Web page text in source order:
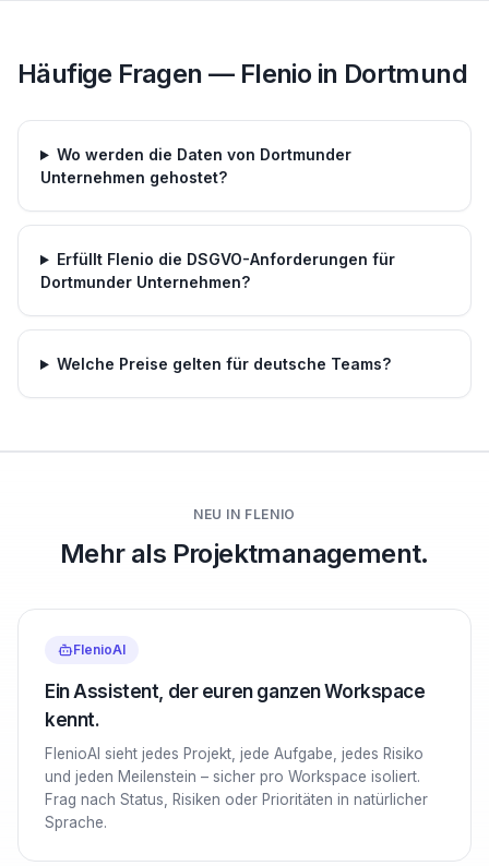
Häufige Fragen — Flenio in Dortmund
Wo werden die Daten von Dortmunder
Unternehmen gehostet?
Erfüllt Flenio die DSGVO-Anforderungen für
Dortmunder Unternehmen?
Welche Preise gelten für deutsche Teams?
NEU IN FLENIO
Mehr als Projektmanagement.
FlenioAI
Ein Assistent, der euren ganzen Workspace
kennt.
FlenioAI sieht jedes Projekt, jede Aufgabe, jedes Risiko
und jeden Meilenstein – sicher pro Workspace isoliert.
Frag nach Status, Risiken oder Prioritäten in natürlicher
Sprache.